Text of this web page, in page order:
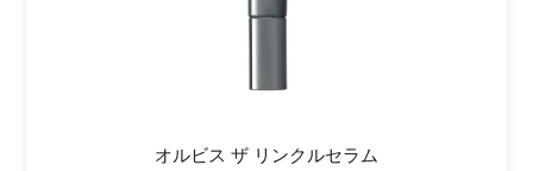
オルビス ザ リンクルセラム